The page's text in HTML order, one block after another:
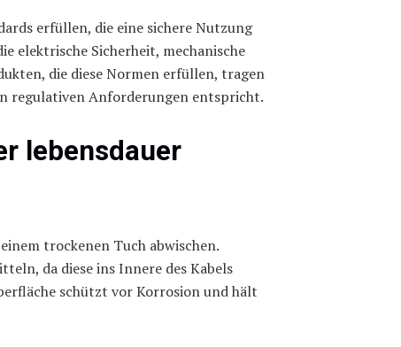
erfüllen, die eine sichere Nutzung
elektrische Sicherheit, mechanische
die diese Normen erfüllen, tragen
regulativen Anforderungen entspricht.
lebensdauer
trockenen Tuch abwischen.
da diese ins Innere des Kabels
schützt vor Korrosion und hält